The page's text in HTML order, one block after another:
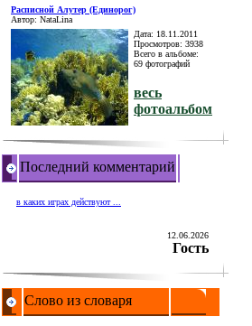
Расписной Алутер (Единорог)
Автор: NataLina
Дата: 18.11.2011
Просмотров: 3938
Всего в альбоме:
69 фотографий
весь
фотоальбом
Последний комментарий
в каких играх действуют ...
12.06.2026
Гость
Слово из словаря